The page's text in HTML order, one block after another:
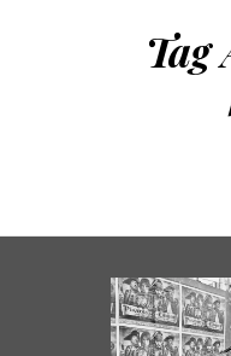
Tag